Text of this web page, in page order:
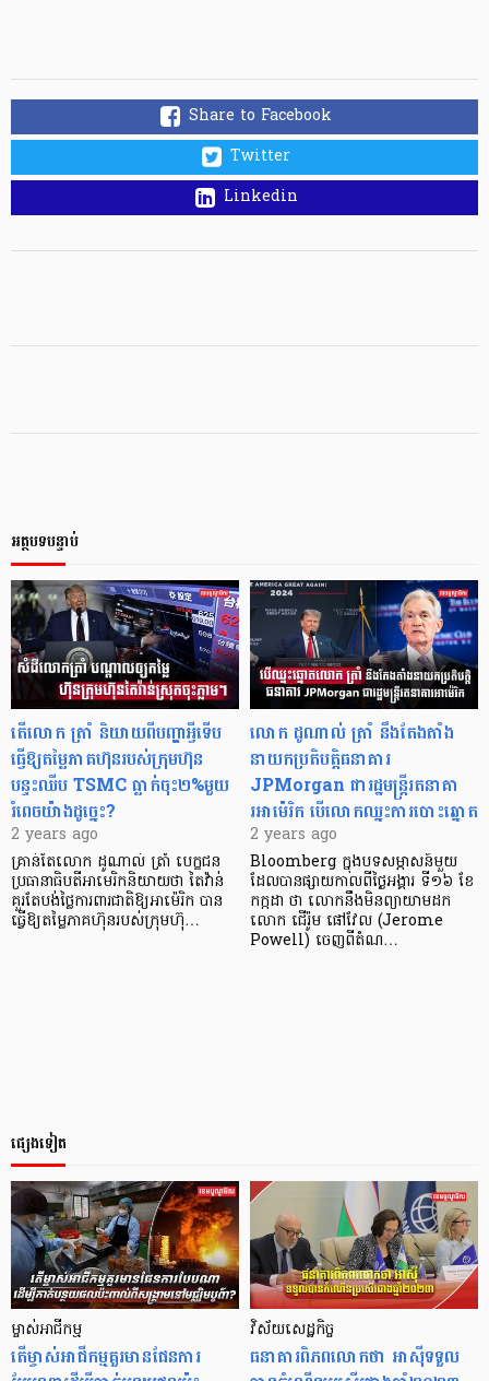
Share to Facebook
Twitter
Linkedin
អត្ថបទបន្ទាប់
តើលោក ត្រាំ និយាយពីបញ្ហាអ្វីទើប
ធ្វើឱ្យតម្លៃភាគហ៊ុនរបស់ក្រុមហ៊ុន
បន្ទះឈីប TSMC ធ្លាក់ចុះ២%មួយ
រំពេចយ៉ាងដូច្នេះ?
2 years ago
គ្រាន់តែលោក ដូណាល់ ត្រាំ បេក្ខជន
ប្រធានាធិបតីអាមេរិកនិយាយថា តៃវ៉ាន់
គួរតែបង់ថ្លៃការពារជាតិឱ្យអាម៉េរិក បាន
ធ្វើឱ្យតម្លៃភាគហ៊ុនរបស់ក្រុមហ៊ុ…
លោក ដូណាល់ ត្រាំ នឹងតែងតាំង
នាយកប្រតិបត្តិធនាគារ
JPMorgan ជារដ្ឋមន្ត្រីរតនាគា
រអាម៉េរិក បើលោកឈ្នះការបោះឆ្នោត
2 years ago
Bloomberg ក្នុងបទសម្ភាសន៍មួយ
ដែលបានផ្សាយកាលពីថ្ងៃអង្គារ ទី១៦ ខែ
កក្កដា ថា លោកនឹងមិនព្យាយាមដក
លោក ជើរ៉ូម ផៅវែល (Jerome
Powell) ចេញពីតំណ…
ផ្សេងទៀត
ម្ចាស់អាជីកម្ម
តើម្ចាស់អាជីកម្មគួរមានផែនការ
វិស័យសេដ្ឋកិច្ច
ធនាគារពិភពលោកថា អាស៊ីទទួល